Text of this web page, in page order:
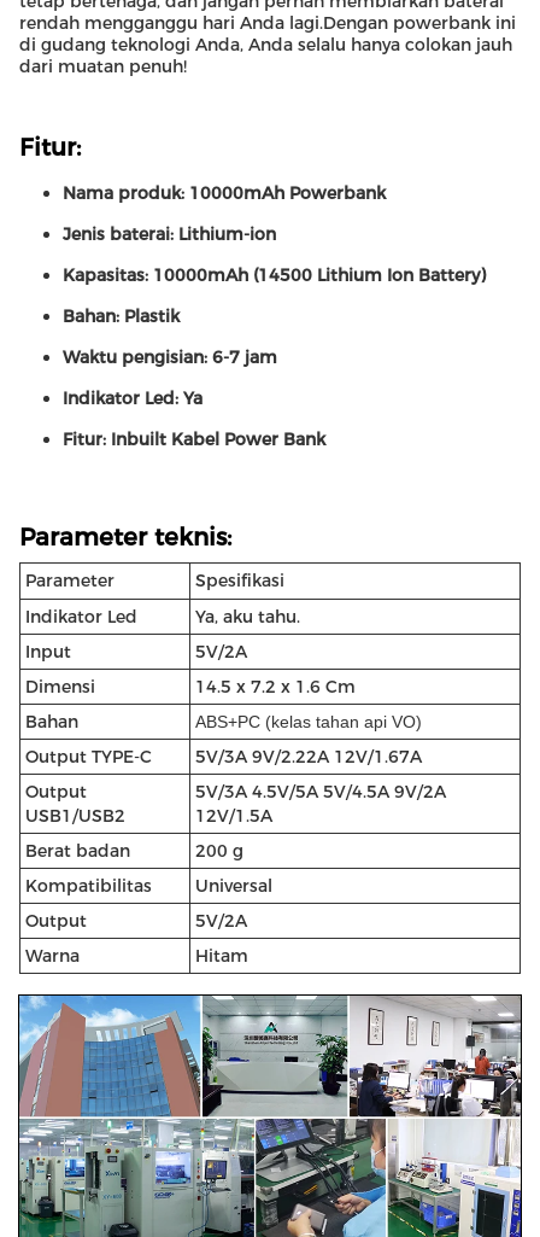
rendah mengganggu hari Anda lagi.Dengan powerbank ini
di gudang teknologi Anda, Anda selalu hanya colokan jauh
dari muatan penuh!
Fitur:
Nama produk: 10000mAh Powerbank
Jenis baterai: Lithium-ion
Kapasitas: 10000mAh (14500 Lithium Ion Battery)
Bahan: Plastik
Waktu pengisian: 6-7 jam
Indikator Led: Ya
Fitur: Inbuilt Kabel Power Bank
Parameter teknis:
Parameter
Spesifikasi
Indikator Led
Ya, aku tahu.
Input
5V/2A
Dimensi
14.5 x 7.2 x 1.6 Cm
Bahan
ABS+PC (kelas tahan api VO)
Output TYPE-C
5V/3A 9V/2.22A 12V/1.67A
Output
USB1/USB2
5V/3A 4.5V/5A 5V/4.5A 9V/2A
12V/1.5A
Berat badan
200 g
Kompatibilitas
Universal
Output
5V/2A
Warna
Hitam